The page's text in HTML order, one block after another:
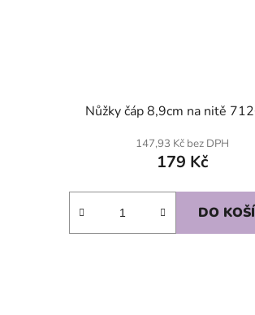
Nůžky čáp 8,9cm na nitě
147,93 Kč bez DPH
179 Kč
DO